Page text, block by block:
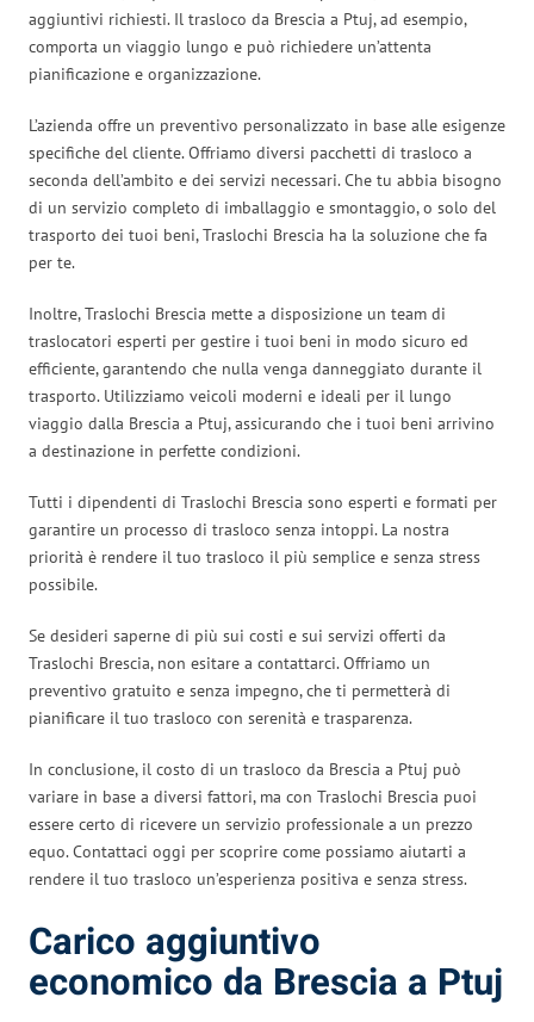
aggiuntivi richiesti. Il trasloco da Brescia a Ptuj, ad esempio,
comporta un viaggio lungo e può richiedere un’attenta
pianificazione e organizzazione.
L’azienda offre un preventivo personalizzato in base alle esigenze
specifiche del cliente. Offriamo diversi pacchetti di trasloco a
seconda dell’ambito e dei servizi necessari. Che tu abbia bisogno
di un servizio completo di imballaggio e smontaggio, o solo del
trasporto dei tuoi beni, Traslochi Brescia ha la soluzione che fa
per te.
Inoltre, Traslochi Brescia mette a disposizione un team di
traslocatori esperti per gestire i tuoi beni in modo sicuro ed
efficiente, garantendo che nulla venga danneggiato durante il
trasporto. Utilizziamo veicoli moderni e ideali per il lungo
viaggio dalla Brescia a Ptuj, assicurando che i tuoi beni arrivino
a destinazione in perfette condizioni.
Tutti i dipendenti di Traslochi Brescia sono esperti e formati per
garantire un processo di trasloco senza intoppi. La nostra
priorità è rendere il tuo trasloco il più semplice e senza stress
possibile.
Se desideri saperne di più sui costi e sui servizi offerti da
Traslochi Brescia, non esitare a contattarci. Offriamo un
preventivo gratuito e senza impegno, che ti permetterà di
pianificare il tuo trasloco con serenità e trasparenza.
In conclusione, il costo di un trasloco da Brescia a Ptuj può
variare in base a diversi fattori, ma con Traslochi Brescia puoi
essere certo di ricevere un servizio professionale a un prezzo
equo. Contattaci oggi per scoprire come possiamo aiutarti a
rendere il tuo trasloco un’esperienza positiva e senza stress.
Carico aggiuntivo
economico da Brescia a Ptuj